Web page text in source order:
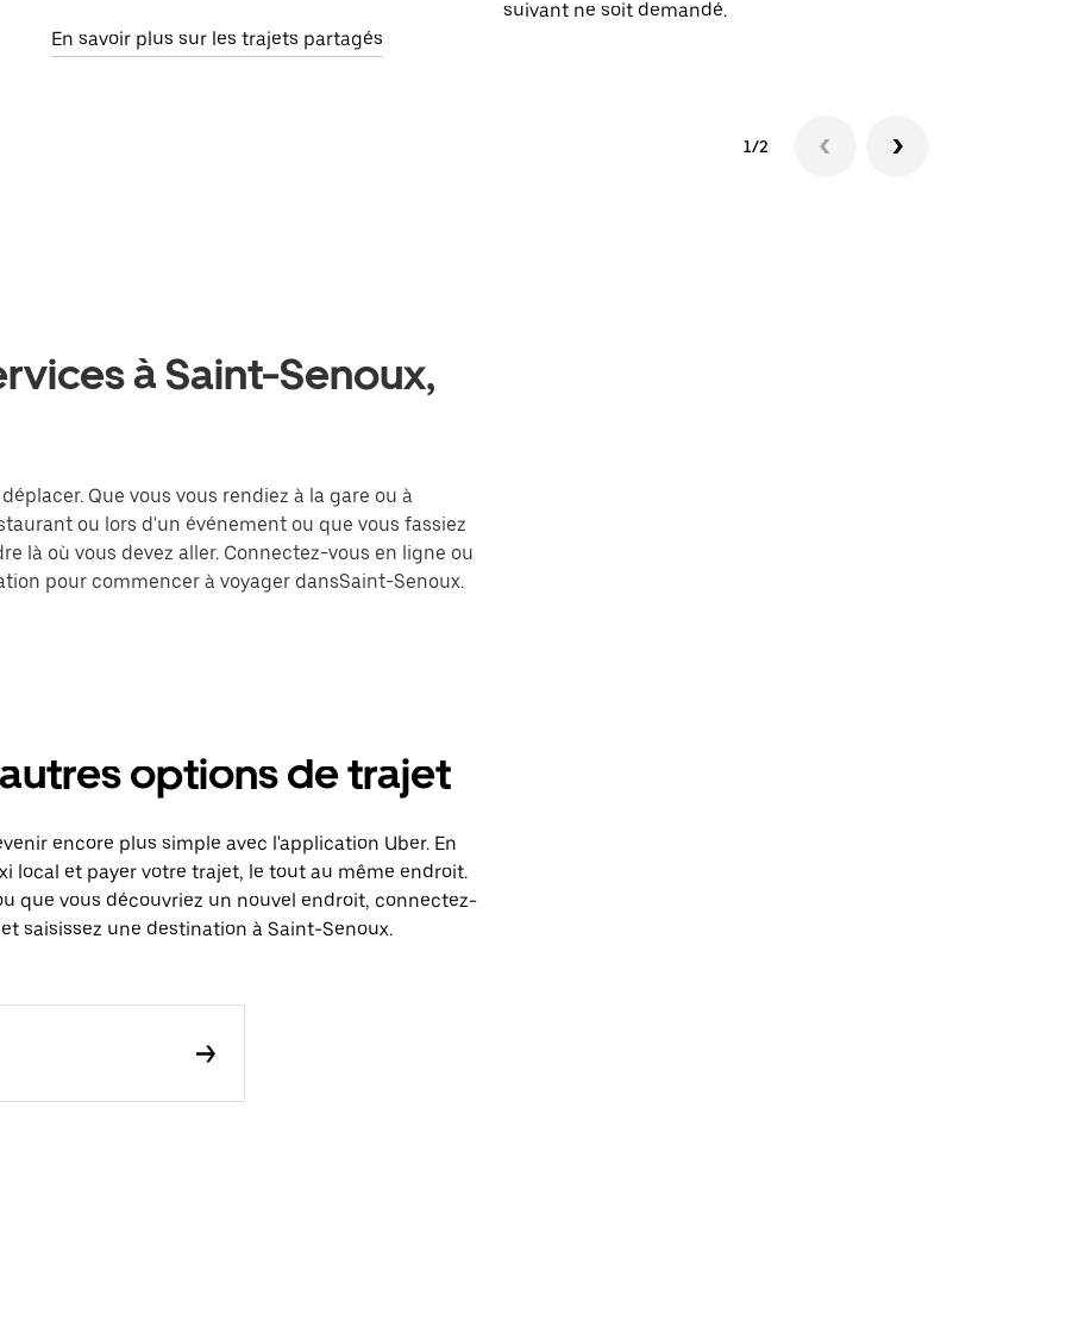
En savoir plus sur les trajets partagés
suivant ne soit demandé.
1/2
à Saint-Senoux,
Que vous vous rendiez à la gare ou à
ou lors d'un événement ou que vous fassiez
là où vous devez aller. Connectez-vous en ligne ou
pour commencer à voyager dansSaint-Senoux.
options de trajet
encore plus simple avec l'application Uber. En
local et payer votre trajet, le tout au même endroit.
que vous découvriez un nouvel endroit, connectez-
saisissez une destination à Saint-Senoux.